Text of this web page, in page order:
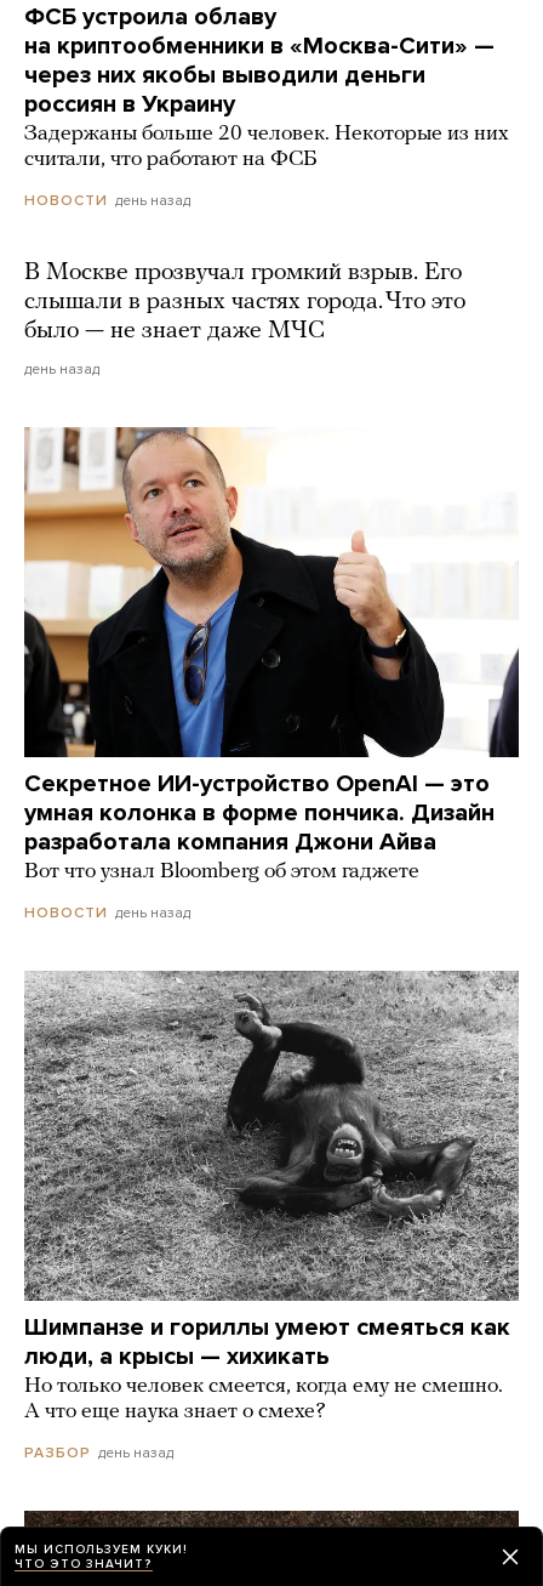
ФСБ устроила облаву
на криптообменники в «Москва-Сити» —
через них якобы выводили деньги
россиян в Украину
Задержаны больше 20 человек. Некоторые из них
считали, что работают на ФСБ
НОВОСТИ день назад
В Москве прозвучал громкий взрыв. Его
слышали в разных частях города. Что это
было — не знает даже МЧС
день назад
Секретное ИИ-устройство OpenAI — это
умная колонка в форме пончика. Дизайн
разработала компания Джони Айва
Вот что узнал Bloomberg об этом гаджете
НОВОСТИ день назад
Шимпанзе и гориллы умеют смеяться как
люди, а крысы — хихикать
Но только человек смеется, когда ему не смешно.
А что еще наука знает о смехе?
РАЗБОР день назад
МЫ ИСПОЛЬЗУЕМ КУКИ!
ЧТО ЭТО ЗНАЧИТ?